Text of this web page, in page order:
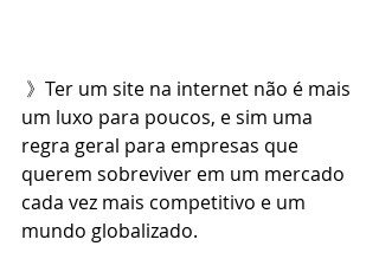
um luxo para poucos, e sim uma
regra geral para empresas que
querem sobreviver em um mercado
cada vez mais competitivo e um
mundo globalizado.